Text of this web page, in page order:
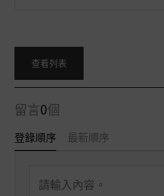
查看列表
留言0個
登錄順序 最新順序